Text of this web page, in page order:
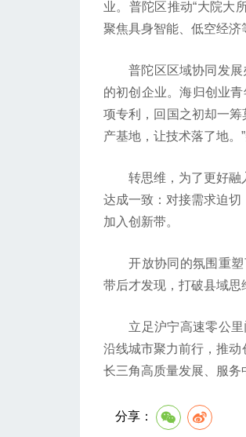
业。普陀区推动“大院大
聚焦具身智能、低空经济
普陀区区域协同发展办
的初创企业。海归创业
项专利，回国之初却一筹
产基地，让技术落了地。”
转思维，为了更好融入
达成一致：对接需求迫
加入创新带。
开放协同的氛围重塑
带后才发现，打破县域思
立足沪宁高速零公里
沿线城市聚力前行，推
长三角高质量发展、服务
分享：